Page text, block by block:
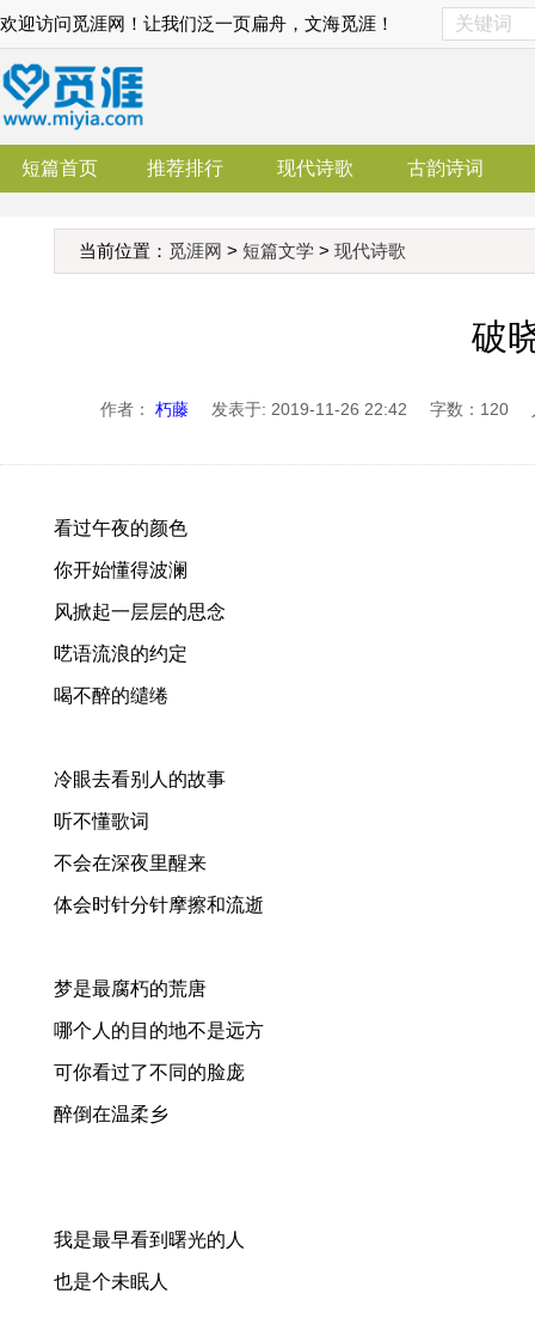
欢迎访问觅涯网！让我们泛一页扁舟，文海觅涯！
短篇首页 推荐排行 现代诗歌 古韵诗词
当前位置： 觅涯网 > 短篇文学 > 现代诗歌
破
作者： 朽藤 发表于: 2019-11-26 22:42 字数：120
看过午夜的颜色
你开始懂得波澜
风掀起一层层的思念
呓语流浪的约定
喝不醉的缱绻
冷眼去看别人的故事
听不懂歌词
不会在深夜里醒来
体会时针分针摩擦和流逝
梦是最腐朽的荒唐
哪个人的目的地不是远方
可你看过了不同的脸庞
醉倒在温柔乡
我是最早看到曙光的人
也是个未眠人